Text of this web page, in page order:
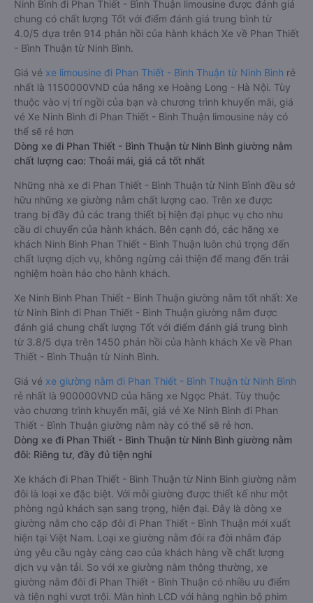
Ninh Bình đi Phan Thiết - Bình Thuận limousine được đánh giá
chung có chất lượng Tốt với điểm đánh giá trung bình từ
4.0/5 dựa trên 914 phản hồi của hành khách Xe về Phan Thiết
- Bình Thuận từ Ninh Bình.
Giá vé xe limousine đi Phan Thiết - Bình Thuận từ Ninh Bình rẻ
nhất là 1150000VND của hãng xe Hoàng Long - Hà Nội. Tùy
thuộc vào vị trí ngồi của bạn và chương trình khuyến mãi, giá
vé Xe Ninh Bình đi Phan Thiết - Bình Thuận limousine này có
thể sẽ rẻ hơn
Dòng xe đi Phan Thiết - Bình Thuận từ Ninh Bình giường nằm
chất lượng cao: Thoải mái, giá cả tốt nhất
Những nhà xe đi Phan Thiết - Bình Thuận từ Ninh Bình đều sở
hữu những xe giường nằm chất lượng cao. Trên xe được
trang bị đầy đủ các trang thiết bị hiện đại phục vụ cho nhu
cầu di chuyển của hành khách. Bên cạnh đó, các hãng xe
khách Ninh Bình Phan Thiết - Bình Thuận luôn chú trọng đến
chất lượng dịch vụ, không ngừng cải thiện để mang đến trải
nghiệm hoàn hảo cho hành khách.
Xe Ninh Bình Phan Thiết - Bình Thuận giường nằm tốt nhất: Xe
từ Ninh Bình đi Phan Thiết - Bình Thuận giường nằm được
đánh giá chung chất lượng Tốt với điểm đánh giá trung bình
từ 3.8/5 dựa trên 1450 phản hồi của hành khách Xe về Phan
Thiết - Bình Thuận từ Ninh Bình.
Giá vé xe giường nằm đi Phan Thiết - Bình Thuận từ Ninh Bình
rẻ nhất là 900000VND của hãng xe Ngọc Phát. Tùy thuộc
vào chương trình khuyến mãi, giá vé Xe Ninh Bình đi Phan
Thiết - Bình Thuận giường nằm này có thể sẽ rẻ hơn.
Dòng xe đi Phan Thiết - Bình Thuận từ Ninh Bình giường nằm
đôi: Riêng tư, đầy đủ tiện nghi
Xe khách đi Phan Thiết - Bình Thuận từ Ninh Bình giường nằm
đôi là loại xe đặc biệt. Với mỗi giường được thiết kế như một
phòng ngủ khách sạn sang trọng, hiện đại. Đây là dòng xe
giường nằm cho cặp đôi đi Phan Thiết - Bình Thuận mới xuất
hiện tại Việt Nam. Loại xe giường nằm đôi ra đời nhằm đáp
ứng yêu cầu ngày càng cao của khách hàng về chất lượng
dịch vụ vận tải. So với xe giường nằm thông thường, xe
giường nằm đôi đi Phan Thiết - Bình Thuận có nhiều ưu điểm
và tiện nghi vượt trội. Màn hình LCD với hàng nghìn bộ phim